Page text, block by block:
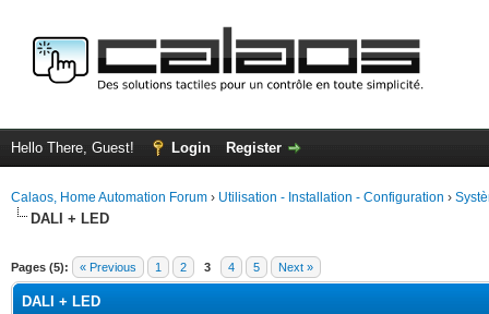
Hello There, Guest! Login Register
Calaos, Home Automation Forum › Utilisation - Installation - Configuration ›
DALI + LED
Pages (5): « Previous 1 2 3 4 5 Next »
DALI + LED